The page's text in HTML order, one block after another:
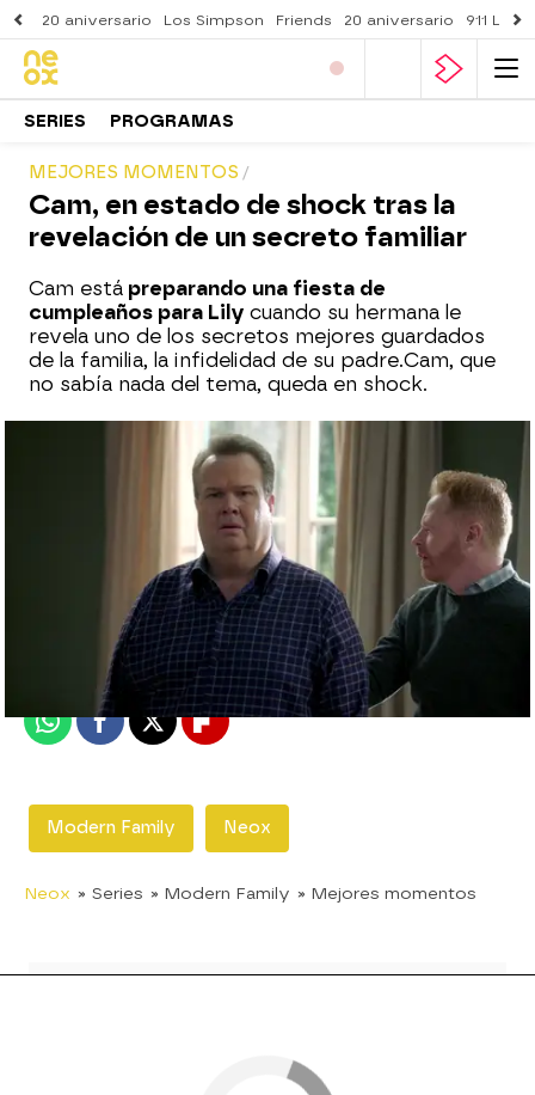
20 aniversario Los Simpson Friends 20 aniversario 911
SERIES PROGRAMAS
MEJORES MOMENTOS
Cam, en estado de shock tras la
revelación de un secreto familiar
Cam está preparando una fiesta de
cumpleaños para Lily cuando su hermana le
revela uno de los secretos mejores guardados
de la familia, la infidelidad de su padre.Cam, que
no sabía nada del tema, queda en shock.
Madrid
Publicado:24 de enero de 2018, 22:11
WhatsappFacebook
X Flipboard
Modern Family Neox
Neox » Series » Modern Family » Mejores momentos